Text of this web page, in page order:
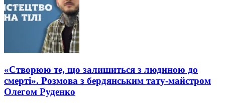
«Створюю те, що залишиться з людиною до
смерті». Розмова з бердянським тату-майстром
Олегом Руденко